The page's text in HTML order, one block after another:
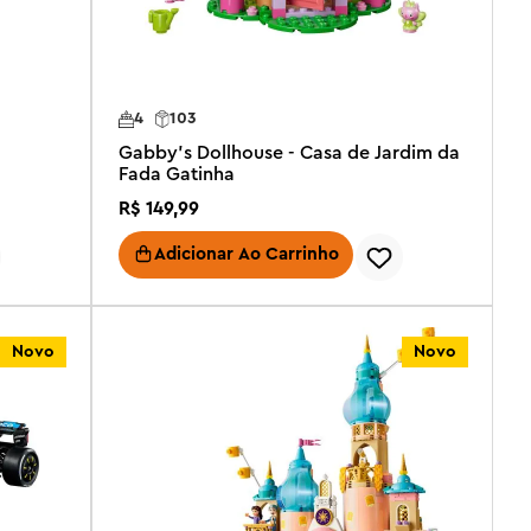
4 103
Gabby's Dollhouse - Casa de Jardim da
Fada Gatinha
R$ 149,99
Adicionar Ao Carrinho
Novo Novo